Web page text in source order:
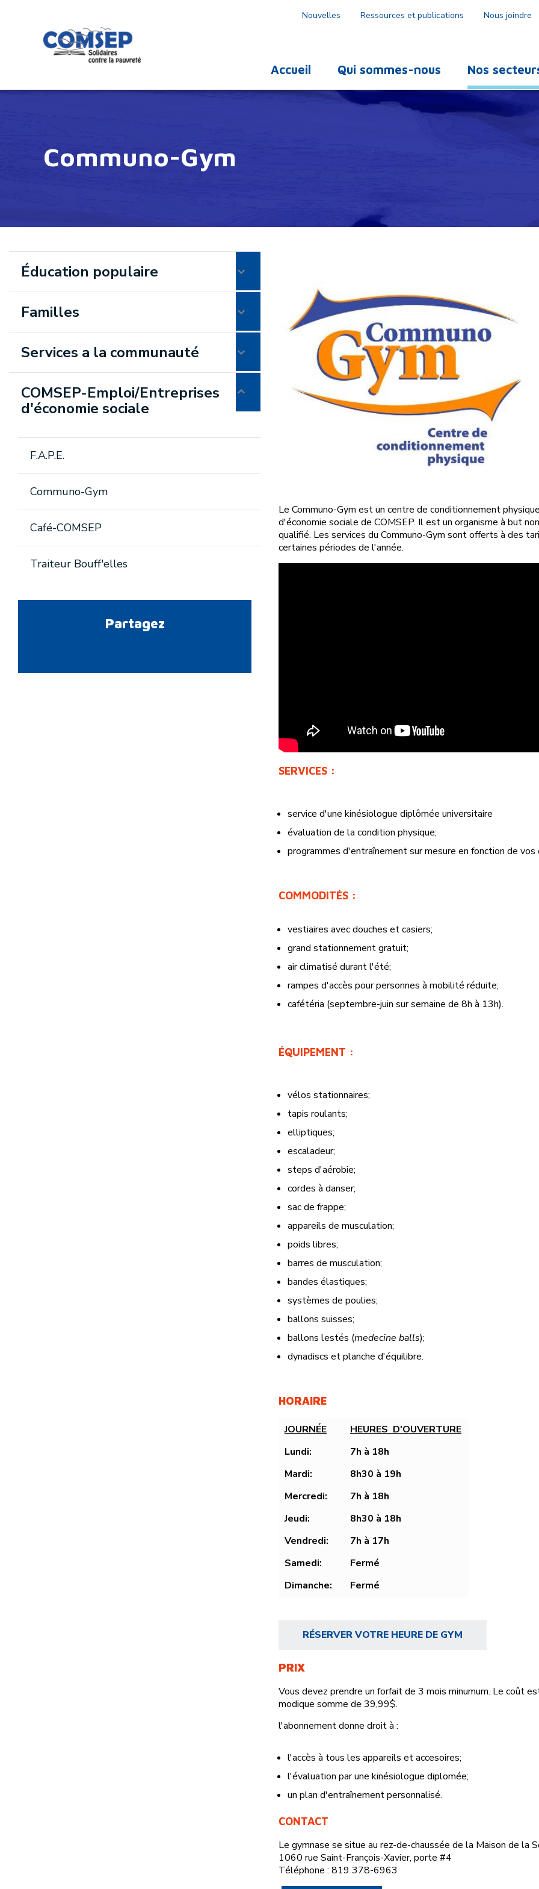
Nouvelles Ressources et publications Nous joindre
Accueil Qui sommes-nous Nos
Communo-Gym
Éducation populaire
Familles
Services a la communauté
COMSEP-Emploi/Entreprises
d'économie sociale
F.A.P.E.
Communo-Gym
Café-COMSEP
Traiteur Bouff'elles
Partagez
Le Communo-Gym est un centre de conditionnement
d'économie sociale de COMSEP. Il est un organisme à but
qualifié. Les services du Communo-Gym sont offerts à des
certaines périodes de l'année.
SERVICES :
service d'une kinésiologue diplômée universitaire
évaluation de la condition physique;
programmes d'entraînement sur mesure en fonction de vos
COMMODITÉS :
vestiaires avec douches et casiers;
grand stationnement gratuit;
air climatisé durant l'été;
rampes d'accès pour personnes à mobilité réduite;
cafétéria (septembre-juin sur semaine de 8h à 13h).
ÉQUIPEMENT :
vélos stationnaires;
tapis roulants;
elliptiques;
escaladeur;
steps d'aérobie;
cordes à danser;
sac de frappe;
appareils de musculation;
poids libres;
barres de musculation;
bandes élastiques;
systèmes de poulies;
ballons suisses;
ballons lestés (medecine balls);
dynadiscs et planche d'équilibre.
HORAIRE
JOURNÉE
HEURES D'OUVERTURE
Lundi:
7h à 18h
Mardi:
8h30 à 19h
Mercredi:
7h à 18h
Jeudi:
8h30 à 18h
Vendredi:
7h à 17h
Samedi:
Fermé
Dimanche:
Fermé
RÉSERVER VOTRE HEURE DE GYM
PRIX
Vous devez prendre un forfait de 3 mois minumum. Le coût
modique somme de 39,99$.
l'abonnement donne droit à :
l'accès à tous les appareils et accesoires;
l'évaluation par une kinésiologue diplomée;
un plan d'entraînement personnalisé.
CONTACT
Le gymnase se situe au rez-de-chaussée de la Maison de la
1060 rue Saint-François-Xavier, porte #4
Téléphone : 819 378-6963